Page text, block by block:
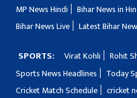
MP News Hindi
Bihar News in
Bihar News Live
Latest Bihar
SPORTS: Virat Kohli Rohit
Sports News Headlines
Today
Cricket Match Schedule
cricket